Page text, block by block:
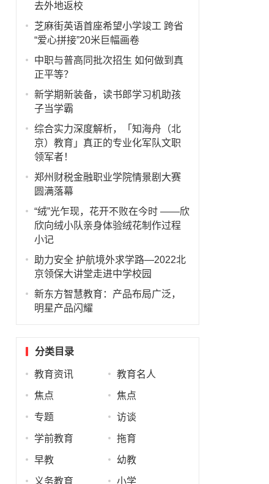
去外地返校
芝麻街英语首座希望小学竣工 跨省
“爱心拼接”20米巨幅画卷
中职与普高同批次招生 如何做到真
正平等？
新学期新装备，读书郎学习机助孩
子当学霸
综合实力深度解析，「知海舟（北
京）教育」真正的专业化军队文职
领军者！
郑州财税金融职业学院情景剧大赛
圆满落幕
“绒”光乍现，花开不败在今时 ——欣
欣向绒小队亲身体验绒花制作过程
小记
助力安全 护航境外求学路—2022北
京领保大讲堂走进中学校园
新东方智慧教育：产品布局广泛，
明星产品闪耀
分类目录
教育资讯 教育名人
焦点 焦点
专题 访谈
学前教育 拖育
早教 幼教
义务教育 小学